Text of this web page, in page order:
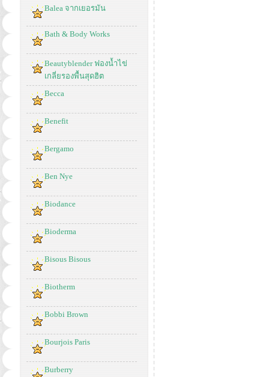
Balea จากเยอรมัน
Bath & Body Works
Beautyblender ฟองน้ำไข่
เกลี่ยรองพื้นสุดฮิต
Becca
Benefit
Bergamo
Ben Nye
Biodance
Bioderma
Bisous Bisous
Biotherm
Bobbi Brown
Bourjois Paris
Burberry